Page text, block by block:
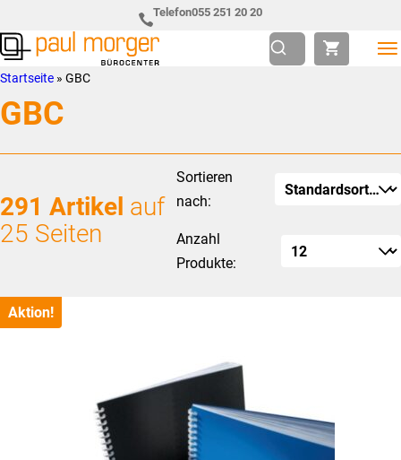
Hauptnavigation
springen
to
main
content
Telefon055 251 20 20
Paul
Morger
AG
Bürocenter
so
individuell
wie
Sie
Startseite » GBC
GBC
291 Artikel auf
25 Seiten
Sortieren
nach:
Anzahl
Produkte:
Aktion!